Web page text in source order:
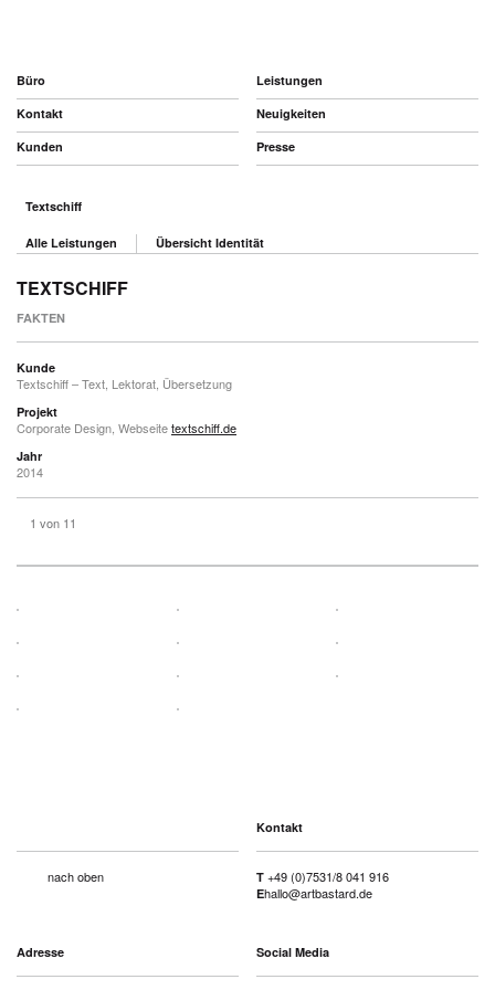
Büro
Leistungen
Kontakt
Neuigkeiten
Kunden
Presse
Textschiff
Alle Leistungen Übersicht Identität
TEXTSCHIFF
FAKTEN
Kunde
Textschiff – Text, Lektorat, Übersetzung
Projekt
Corporate Design, Webseitetextschiff.de
Jahr
2014
1 von 11
nach oben
Kontakt
T +49 (0)7531/8 041 916
Ehallo@artbastard.de
Adresse Social Media